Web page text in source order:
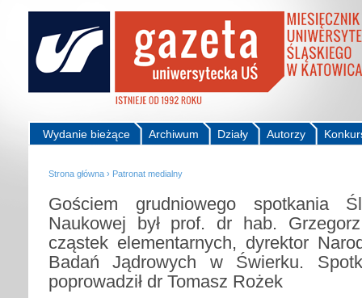
Autorzy
Działy
Archiwum
Wydanie bieżące
Strona główna › Patronat medialny
Gościem grudniowego spotkania
Naukowej był prof. dr hab.
cząstek elementarnych, dyrektor
Badań Jądrowych w Świerku.
poprowadził dr Tomasz Rożek